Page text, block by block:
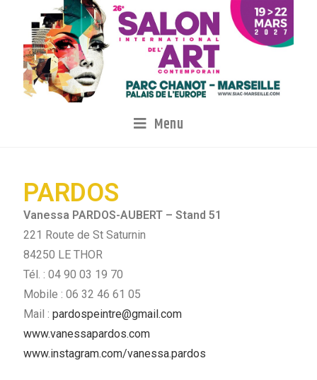
Menu
PARDOS
Vanessa PARDOS-AUBERT – Stand 51
221 Route de St Saturnin
84250 LE THOR
Tél. : 04 90 03 19 70
Mobile : 06 32 46 61 05
Mail :pardospeintre@gmail.com
www.vanessapardos.com
www.instagram.com/vanessa.pardos